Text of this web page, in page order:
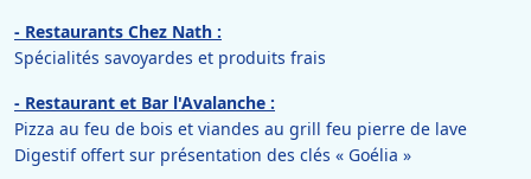
- Restaurants Chez Nath :
Spécialités savoyardes et produits frais
- Restaurant et Bar l'Avalanche :
Pizza au feu de bois et viandes au grill feu pierre de lave
Digestif offert sur présentation des clés « Goélia »